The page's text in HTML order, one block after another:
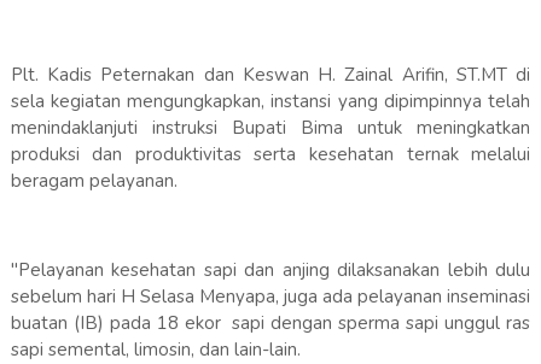
Plt. Kadis Peternakan dan Keswan H. Zainal Arifin, ST.MT di
sela kegiatan mengungkapkan, instansi yang dipimpinnya telah
menindaklanjuti instruksi Bupati Bima untuk meningkatkan
produksi dan produktivitas serta kesehatan ternak melalui
beragam pelayanan.
"Pelayanan kesehatan sapi dan anjing dilaksanakan lebih dulu
sebelum hari H Selasa Menyapa, juga ada pelayanan inseminasi
buatan (IB) pada 18 ekor sapi dengan sperma sapi unggul ras
sapi semental, limosin, dan lain-lain.